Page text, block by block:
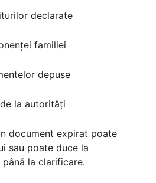
declarate
familiei
depuse
la autorități
document expirat poate
sau poate duce la
la clarificare.